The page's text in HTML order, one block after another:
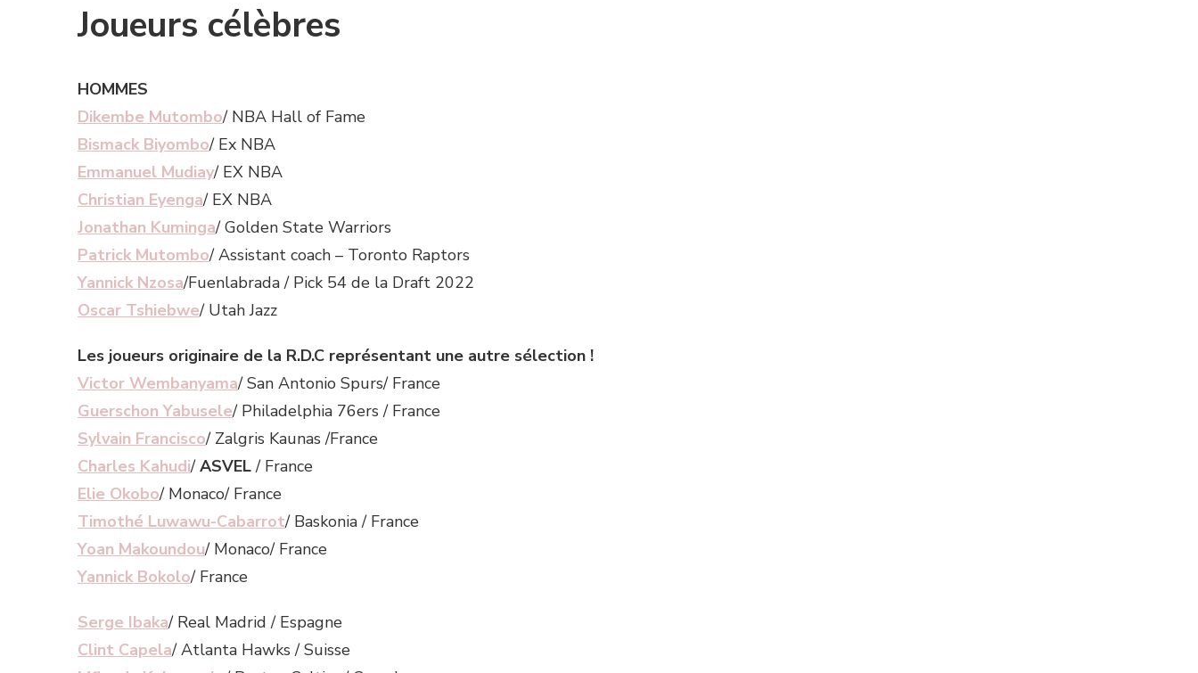
Joueurs célèbres
HOMMES
Dikembe Mutombo/ NBA Hall of Fame
Bismack Biyombo/ Ex NBA
Emmanuel Mudiay/ EX NBA
Christian Eyenga/ EX NBA
Jonathan Kuminga/ Golden State Warriors
Patrick Mutombo/ Assistant coach – Toronto Raptors
Yannick Nzosa/Fuenlabrada / Pick 54 de la Draft 2022
Oscar Tshiebwe/ Utah Jazz
Les joueurs originaire de la R.D.C représentant une autre sélection !
Victor Wembanyama/ San Antonio Spurs/ France
Guerschon Yabusele/ Philadelphia 76ers / France
Sylvain Francisco/ Zalgris Kaunas /France
Charles Kahudi/ASVEL/ France
Elie Okobo/ Monaco/ France
Timothé Luwawu-Cabarrot/ Baskonia / France
Yoan Makoundou/ Monaco/ France
Yannick Bokolo/ France
Serge Ibaka/ Real Madrid / Espagne
Clint Capela/ Atlanta Hawks / Suisse